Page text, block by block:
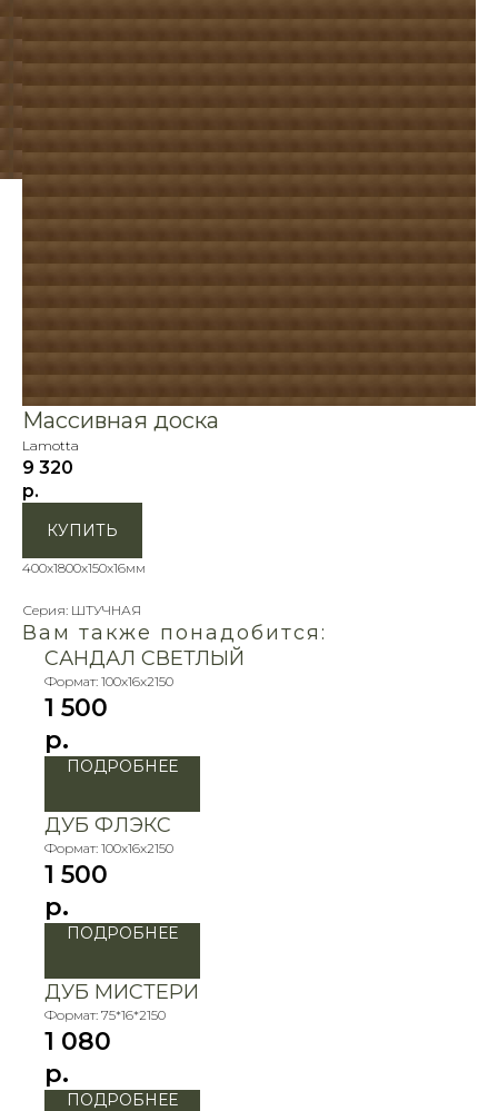
Массивная доска
Lamotta
9 320
р.
КУПИТЬ
400х1800х150х16мм
Серия: ШТУЧНАЯ
Вам также понадобится:
САНДАЛ СВЕТЛЫЙ
Формат: 100х16х2150
1 500
р.
ПОДРОБНЕЕ
ДУБ ФЛЭКС
Формат: 100х16х2150
1 500
р.
ПОДРОБНЕЕ
ДУБ МИСТЕРИ
Формат: 75*16*2150
1 080
р.
ПОДРОБНЕЕ